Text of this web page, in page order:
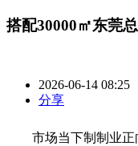
搭配30000㎡东莞
2026-06-14 08:25
分享
市场当下制制业正